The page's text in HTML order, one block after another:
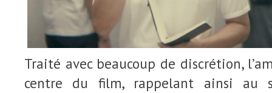
Traité avec beaucoup de discrétion,
centre du film, rappelant ainsi au